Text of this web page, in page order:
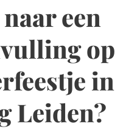
een
op
in
Leiden?